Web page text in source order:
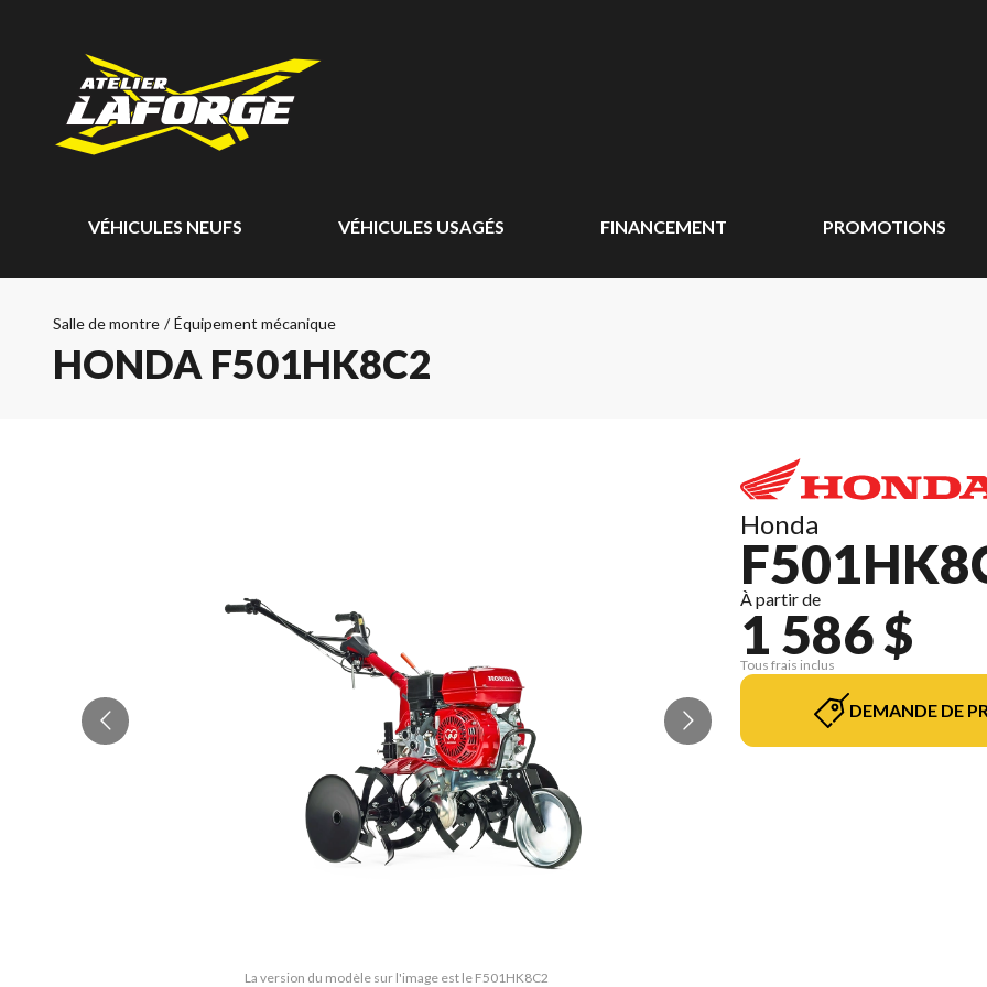
VÉHICULES NEUFS VÉHICULES USAGÉS FINANCEMENT PROMOTIONS
Salle de montre / Équipement mécanique
HONDA F501HK8C2
La version du modèle sur l'image est le F501HK8C2
Honda
À partir de
1 586 $
Tous frais inclus
DEMANDE DE